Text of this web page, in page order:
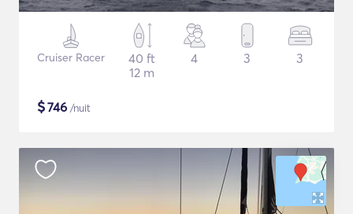
Cruiser Racer
40 ft
12 m
4 3 3
$746 /nuit